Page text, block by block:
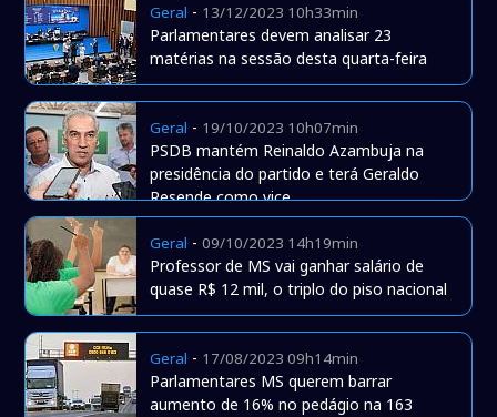
Geral - 13/12/2023 10h33min
Parlamentares devem analisar 23
matérias na sessão desta quarta-feira
Geral - 19/10/2023 10h07min
PSDB mantém Reinaldo Azambuja na
presidência do partido e terá Geraldo
Resende como vice
Geral -09/10/2023 14h19min
Professor de MS vai ganhar salário de
quase R$ 12 mil, o triplo do piso nacional
Geral - 17/08/2023 09h14min
Parlamentares MS querem barrar
aumento de 16% no pedágio na 163